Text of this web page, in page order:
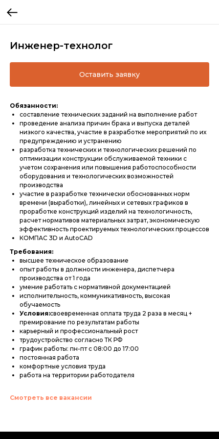
Инженер-технолог
Оставить заявку
Обязанности:
составление технических заданий на выполнение работ
проведение анализа причин брака и выпуска деталей
низкого качества, участие в разработке мероприятий по их
предупреждению и устранению
разработка технических и технологических решений по
оптимизации конструкции обслуживаемой техники с
учетом сохранения или повышения работоспособности
оборудования и технологических возможностей
производства
участие в разработке технически обоснованных норм
времени (выработки), линейных и сетевых графиков в
проработке конструкций изделий на технологичность,
расчет нормативов материальных затрат, экономическую
эффективность проектируемых технологических процессов
КОМПАС 3D и AutoCAD
Требования:
высшее техническое образование
опыт работы в должности инженера, диспетчера
производства от 1 года
умение работать с нормативной документацией
исполнительность, коммуникативность, высокая
обучаемость
Условия:своевременная оплата труда 2 раза в месяц +
премирование по результатам работы
карьерный и профессиональный рост
трудоустройство согласно ТК РФ
график работы: пн-пт с 08:00 до 17:00
постоянная работа
комфортные условия труда
работа на территории работодателя
Смотреть все вакансии